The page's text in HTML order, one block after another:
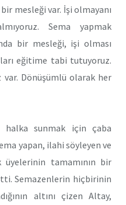
mesleği var. İşi olmayanı
Sema yapmak
bir mesleği, işi olması
eğitime tabi tutuyoruz.
var. Dönüşümlü olarak her
halka sunmak için çaba
yapan, ilahi söyleyen ve
tamamının bir
Semazenlerin hiçbirinin
altını çizen Altay,